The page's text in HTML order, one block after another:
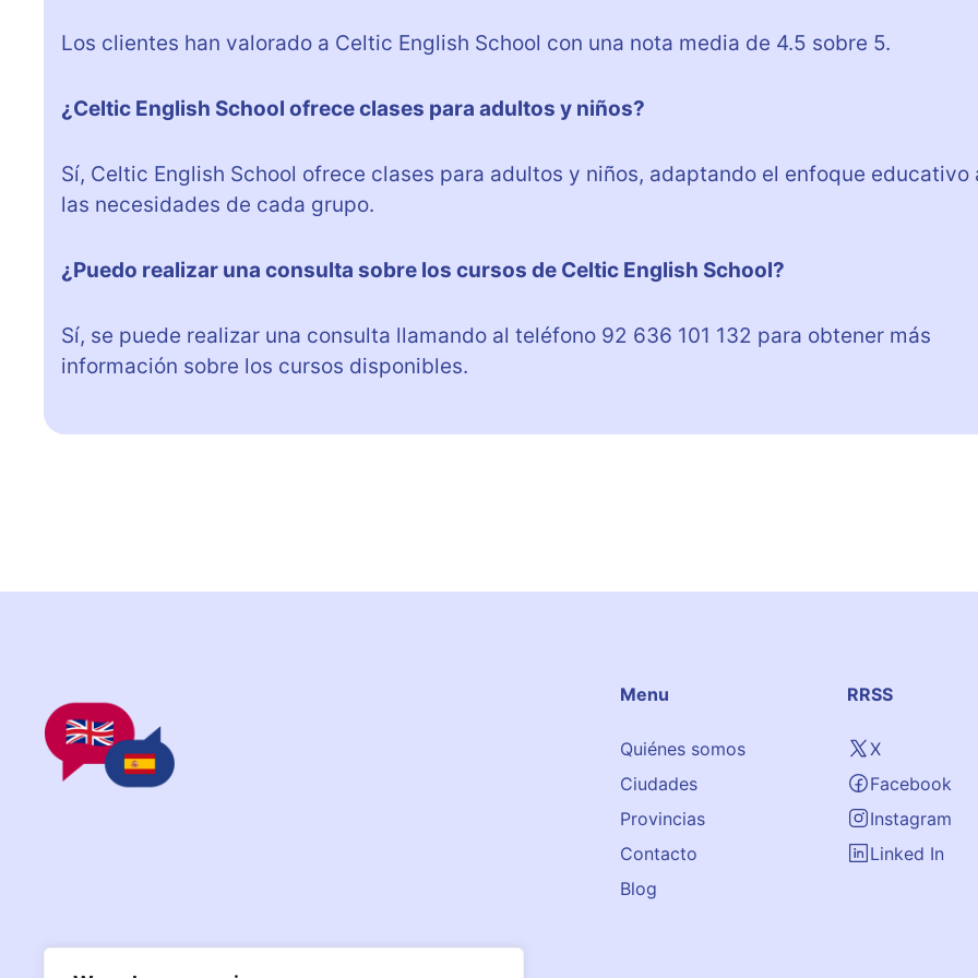
Los clientes han valorado a Celtic English School con una nota media de 4.5 sobre 5.
¿Celtic English School ofrece clases para adultos y niños?
Sí, Celtic English School ofrece clases para adultos y niños, adaptando el enfoque educativo
las necesidades de cada grupo.
¿Puedo realizar una consulta sobre los cursos de Celtic English School?
Sí, se puede realizar una consulta llamando al teléfono 92 636 101 132 para obtener más
información sobre los cursos disponibles.
Menu
Quiénes somos
Ciudades
Provincias
Contacto
Blog
RRSS
X
Facebook
Instagram
Linked In